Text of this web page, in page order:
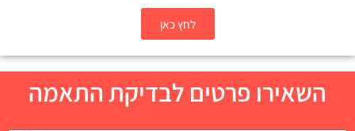
לחץ כאן
השאירו פרטים לבדיקת התאמה